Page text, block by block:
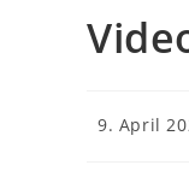
Beitrag
9. April